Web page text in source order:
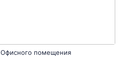
Офисного помещения